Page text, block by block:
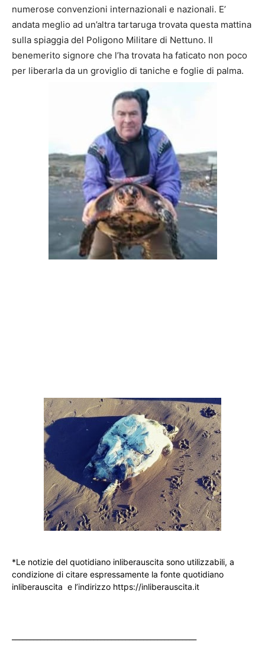
numerose convenzioni internazionali e nazionali. E’
andata meglio ad un’altra tartaruga trovata questa mattina
sulla spiaggia del Poligono Militare di Nettuno. Il
benemerito signore che l’ha trovata ha faticato non poco
per liberarla da un groviglio di taniche e foglie di palma.
*Le notizie del quotidiano inliberauscita sono utilizzabili, a
condizione di citare espressamente la fonte quotidiano
inliberauscita e l’indirizzo https://inliberauscita.it